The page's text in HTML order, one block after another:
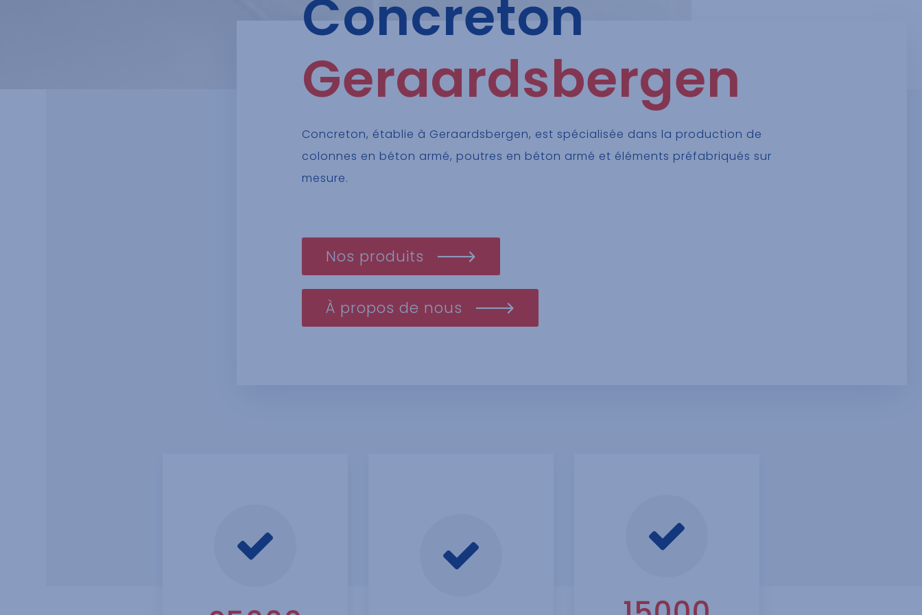
Concreton
Geraardsbergen
Concreton, établie à Geraardsbergen, est spécialisée dans la production de
colonnes en béton armé, poutres en béton armé et éléments préfabriqués sur
mesure.
Nos produits
À propos de nous